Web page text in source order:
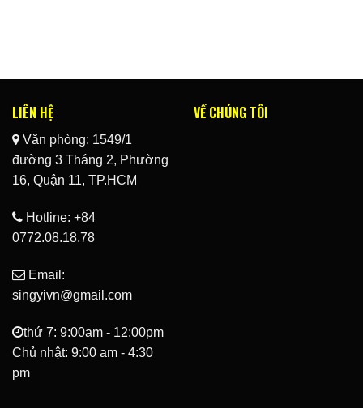
LIÊN HỆ
Văn phòng: 1549/1
đường 3 Tháng 2, Phường
16, Quận 11, TP.HCM
Hotline: +84
0772.08.18.78
Email:
singyivn@gmail.com
thứ 7: 9:00am - 12:00pm
Chủ nhật: 9:00 am - 4:30
pm
VỀ CHÚNG TÔI